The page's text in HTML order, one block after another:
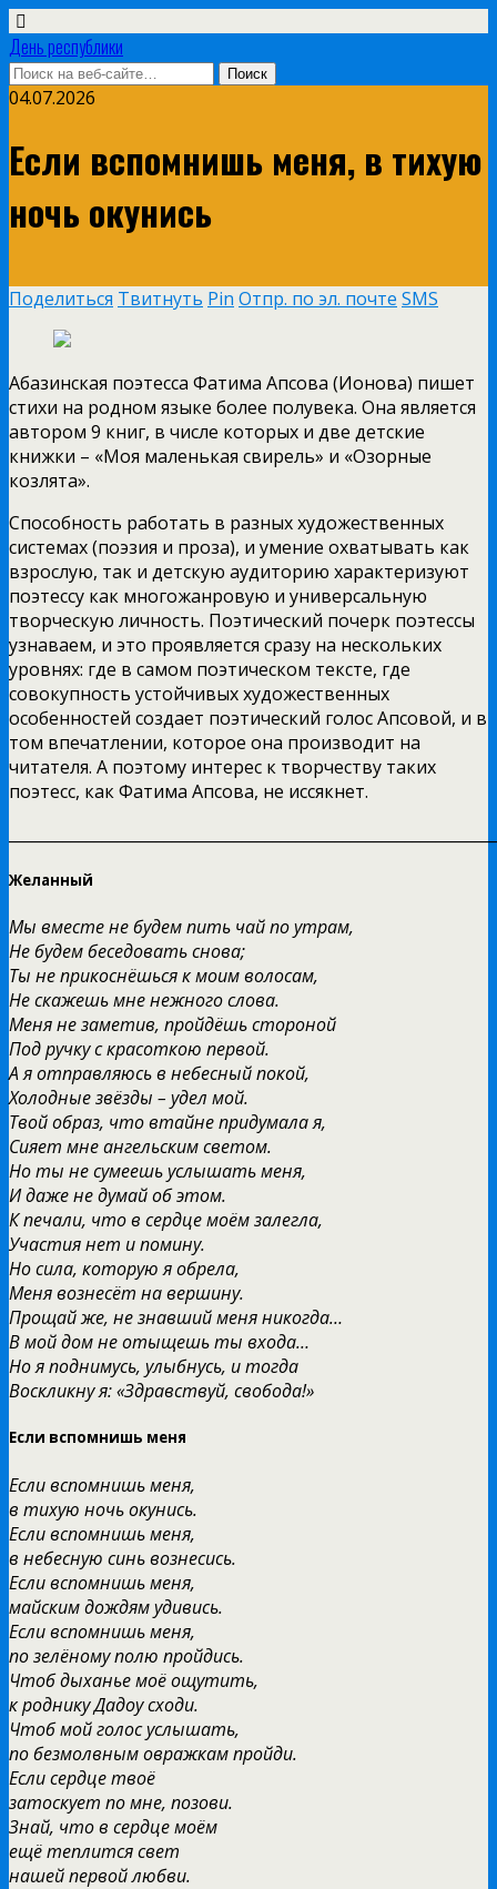
День республики
04.07.2026
Если вспомнишь меня, в тихую
ночь окунись
Поделиться Твитнуть Pin Отпр. по эл. почте SMS
Абазинская поэтесса Фатима Апсова (Ионова) пишет
стихи на родном языке более полувека. Она является
автором 9 книг, в числе которых и две детские
книжки – «Моя маленькая свирель» и «Озорные
козлята».
Способность работать в разных художественных
системах (поэзия и проза), и умение охватывать как
взрослую, так и детскую аудиторию характеризуют
поэтессу как многожанровую и универсальную
творческую личность. Поэтический почерк поэтессы
узнаваем, и это проявляется сразу на нескольких
уровнях: где в самом поэтическом тексте, где
совокупность устойчивых художественных
особенностей создает поэтический голос Апсовой, и в
том впечатлении, которое она производит на
читателя. А поэтому интерес к творчеству таких
поэтесс, как Фатима Апсова, не иссякнет.
Желанный
Мы вместе не будем пить чай по утрам,
Не будем беседовать снова;
Ты не прикоснёшься к моим волосам,
Не скажешь мне нежного слова.
Меня не заметив, пройдёшь стороной
Под ручку с красоткою первой.
А я отправляюсь в небесный покой,
Холодные звёзды – удел мой.
Твой образ, что втайне придумала я,
Сияет мне ангельским светом.
Но ты не сумеешь услышать меня,
И даже не думай об этом.
К печали, что в сердце моём залегла,
Участия нет и помину.
Но сила, которую я обрела,
Меня вознесёт на вершину.
Прощай же, не знавший меня никогда…
В мой дом не отыщешь ты входа…
Но я поднимусь, улыбнусь, и тогда
Воскликну я: «Здравствуй, свобода!»
Если вспомнишь меня
Если вспомнишь меня,
в тихую ночь окунись.
Если вспомнишь меня,
в небесную синь вознесись.
Если вспомнишь меня,
майским дождям удивись.
Если вспомнишь меня,
по зелёному полю пройдись.
Чтоб дыханье моё ощутить,
к роднику Дадоу сходи.
Чтоб мой голос услышать,
по безмолвным овражкам пройди.
Если сердце твоё
затоскует по мне, позови.
Знай, что в сердце моём
ещё теплится свет
нашей первой любви.